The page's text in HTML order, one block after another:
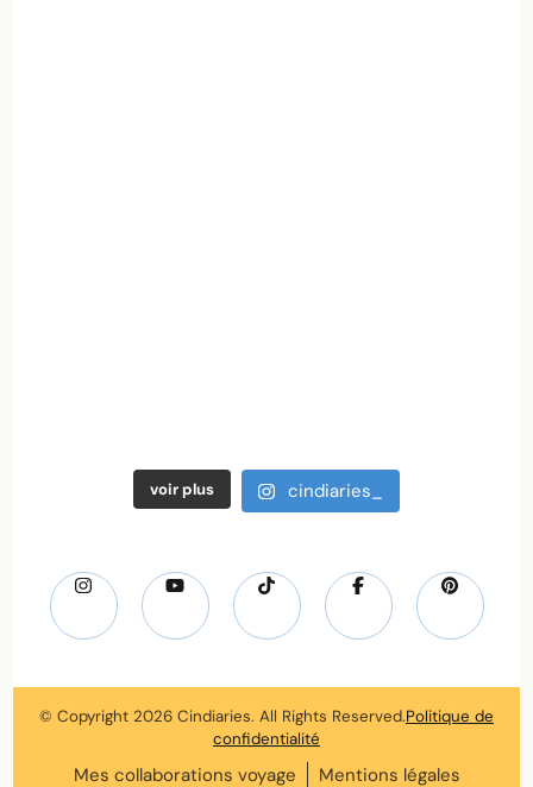
voir plus cindiaries_
© Copyright 2026 Cindiaries. All Rights Reserved.Politique de
confidentialité
Mes collaborations voyage Mentions légales